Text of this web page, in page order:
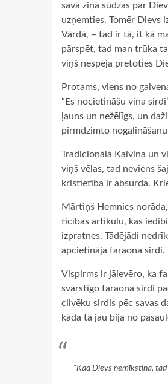
savā ziņā sūdzas par
uzņemties. Tomēr Dievs
Vārdā, – tad ir tā, it kā
pārspēt, tad man trūka
viņš nespēja pretoties
Protams, viens no
“Es nocietināšu viņa
ļauns un nežēlīgs, un
pirmdzimto
Tradicionālā Kalvina un
viņš vēlas, tad neviens
kristietība ir absurda.
Mārtiņš Hemnics
ticības artikulu, kas
izpratnes. Tādējādi
apcietināja faraona sirdi.
Vispirms ir jāievēro, ka
svārstīgo faraona sirdi
cilvēku sirdis pēc savas
kāda tā jau bija no
“Kad Dievs nemīkstina,